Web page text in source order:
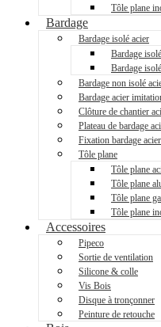
Tôle plane
Bardage
Bardage isolé acier
Bardage
Bardage
Bardage non isolé
Bardage acier
Clôture de chantier
Plateau de bardage
Fixation bardage acier
Tôle plane
Tôle plane
Tôle plane
Tôle plane
Tôle plane
Accessoires
Pipeco
Sortie de ventilation
Silicone & colle
Vis Bois
Disque à tronçonner
Peinture de retouche